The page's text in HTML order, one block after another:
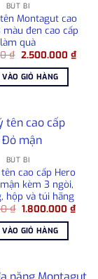
BÚT BI
tên Montagut cao
đen cao cấp
làm quà
₫ Giá
là:
2.950.000 ₫.
2.500.000 ₫Giá
hiện
GIỎ HÀNG
BÚT BI
tên cao cấp Hero
kèm 3 ngòi,
hộp và túi hãng
₫ Giá
là:
2.300.000 ₫.
1.800.000 ₫Giá
hiện
GIỎ HÀNG